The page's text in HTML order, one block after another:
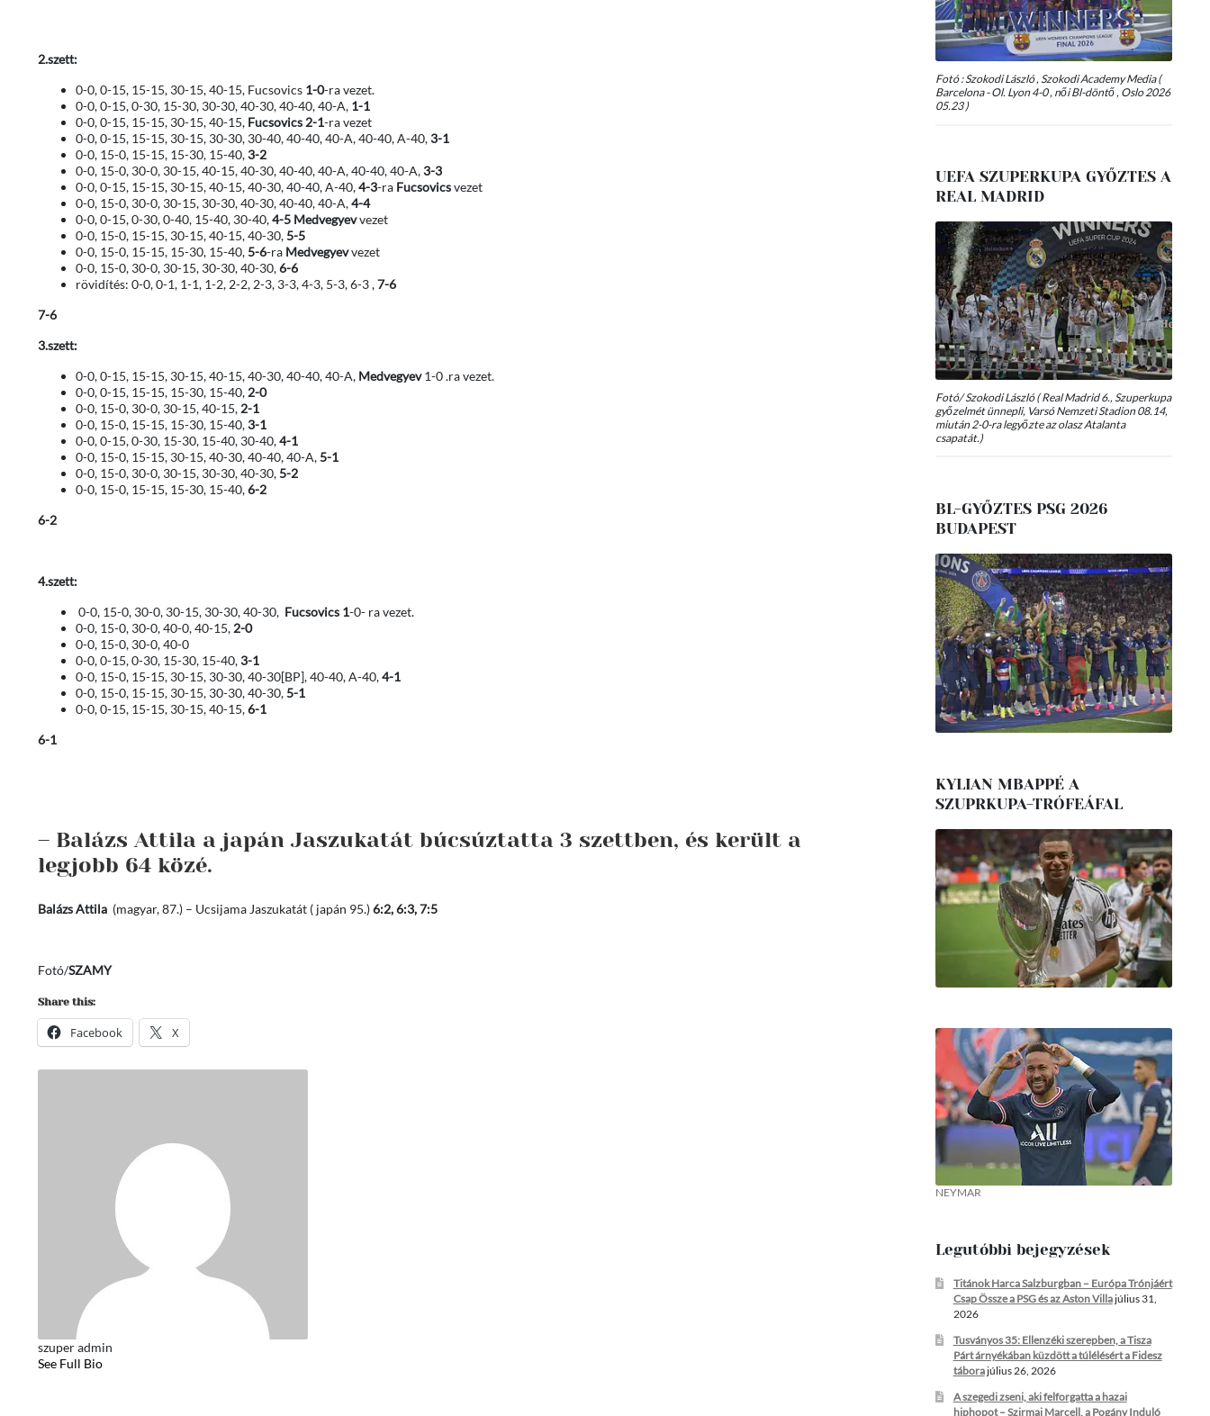
2.szett:
0-0, 0-15, 15-15, 30-15, 40-15, Fucsovics 1-0-ra vezet.
0-0, 0-15, 0-30, 15-30, 30-30, 40-30, 40-40, 40-A, 1-1
0-0, 0-15, 15-15, 30-15, 40-15, Fucsovics 2-1-ra vezet
0-0, 0-15, 15-15, 30-15, 30-30, 30-40, 40-40, 40-A, 40-40, A-40,3-1
0-0, 15-0, 15-15, 15-30, 15-40,3-2
0-0, 15-0, 30-0, 30-15, 40-15, 40-30, 40-40, 40-A, 40-40, 40-A,3-3
0-0, 0-15, 15-15, 30-15, 40-15, 40-30, 40-40, A-40,4-3-ra Fucsovicsvezet
0-0, 15-0, 30-0, 30-15, 30-30, 40-30, 40-40, 40-A,4-4
0-0, 0-15, 0-30, 0-40, 15-40, 30-40,4-5 Medvegyevvezet
0-0, 15-0, 15-15, 30-15, 40-15, 40-30,5-5
0-0, 15-0, 15-15, 15-30, 15-40,5-6-ra Medvegyevvezet
0-0, 15-0, 30-0, 30-15, 30-30, 40-30,6-6
rövidítés: 0-0, 0-1, 1-1, 1-2, 2-2, 2-3, 3-3, 4-3, 5-3, 6-3 ,7-6
7-6
3.szett:
0-0, 0-15, 15-15, 30-15, 40-15, 40-30, 40-40, 40-A, Medvegyev1-0 .ra vezet.
0-0, 0-15, 15-15, 15-30, 15-40,2-0
0-0, 15-0, 30-0, 30-15, 40-15, 2-1
0-0, 15-0, 15-15, 15-30, 15-40,3-1
0-0, 0-15, 0-30, 15-30, 15-40, 30-40,4-1
0-0, 15-0, 15-15, 30-15, 40-30, 40-40, 40-A,5-1
0-0, 15-0, 30-0, 30-15, 30-30, 40-30,5-2
0-0, 15-0, 15-15, 15-30, 15-40,6-2
6-2
4.szett:
0-0, 15-0, 30-0, 30-15, 30-30, 40-30, Fucsovics 1-0- ra vezet.
0-0, 15-0, 30-0, 40-0, 40-15, 2-0
0-0, 15-0, 30-0, 40-0
0-0, 0-15, 0-30, 15-30, 15-40,3-1
0-0, 15-0, 15-15, 30-15, 30-30, 40-30[BP], 40-40, A-40,4-1
0-0, 15-0, 15-15, 30-15, 30-30, 40-30,5-1
0-0, 0-15, 15-15, 30-15, 40-15,6-1
6-1
– Balázs Attila a japán Jaszukatát búcsúztatta 3 szettben, és került a
legjobb 64 közé.
Balázs Attila (magyar, 87.) – Ucsijama Jaszukatát ( japán 95.)6:2, 6:3, 7:5
Fotó/SZAMY
Share this:
Facebook X
szuper admin
See Full Bio
Fotó : Szokodi László , Szokodi Academy Media (
Barcelona - Ol. Lyon 4-0 , női Bl-döntő , Oslo 2026
05.23 )
UEFA SZUPERKUPA GYŐZTES A
REAL MADRID
Fotó/ Szokodi László ( Real Madrid 6., Szuperkupa
győzelmét ünnepli, Varsó Nemzeti Stadion 08.14,
miután 2-0-ra legyőzte az olasz Atalanta
csapatát.)
BL-GYŐZTES PSG 2026
BUDAPEST
KYLIAN MBAPPÉ A
SZUPRKUPA-TRÓFEÁFAL
NEYMAR
Legutóbbi bejegyzések
Titánok Harca Salzburgban – Európa Trónjáért
Csap Össze a PSG és az Aston Villajúlius 31,
2026
Tusványos 35: Ellenzéki szerepben, a Tisza
Párt árnyékában küzdött a túlélésért a Fidesz
táborajúlius 26, 2026
A szegedi zseni, aki felforgatta a hazai
hiphopot – Szirmai Marcell, a Pogány Induló